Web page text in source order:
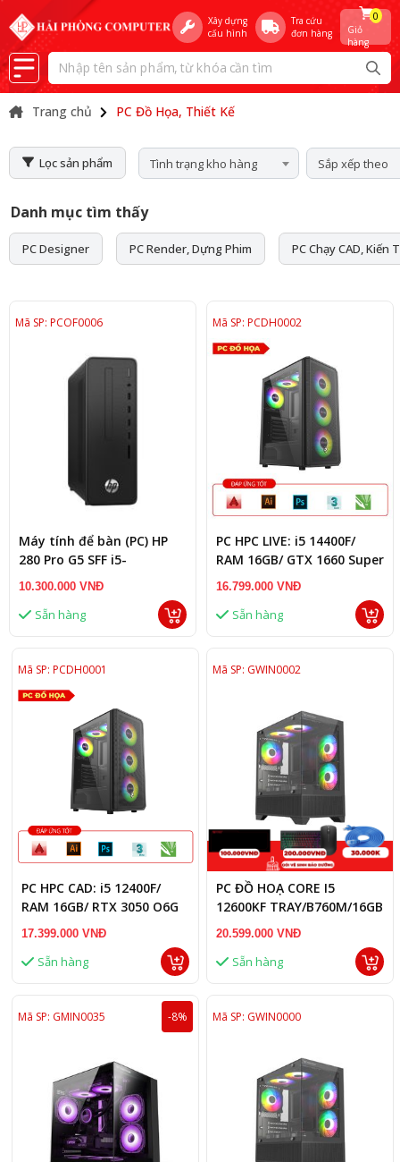
Xây dựng
cấu hình
Tra cứu
đơn hàng
Giỏ
hàng
0
Trang chủ PC Đồ Họa, Thiết Kế
Lọc sản phẩm Tình trạng kho hàng Sắp xếp theo
Danh mục tìm thấy
PC Designer PC Render, Dựng Phim PC Chạy CAD, Kiến
Mã SP: PCOF0006
Máy tính để bàn (PC) HP
280 Pro G5 SFF i5-
10400(6*2.9)/4GD4/1T7/W1ac/BT/KB/M/
10.300.000 VNĐ
Sẵn hàng
Mã SP: PCDH0002
PC HPC LIVE: i5 14400F/
RAM 16GB/ GTX 1660 Super
6G
16.799.000 VNĐ
Sẵn hàng
Mã SP: PCDH0001
PC HPC CAD: i5 12400F/
RAM 16GB/ RTX 3050 O6G
17.399.000 VNĐ
Sẵn hàng
Mã SP: GWIN0002
PC ĐỒ HOẠ CORE I5
12600KF TRAY/B760M/16GB
RAM/RX 7600 8GB
20.599.000 VNĐ
Sẵn hàng
Mã SP: GMIN0035 -8% Mã SP: GWIN0000